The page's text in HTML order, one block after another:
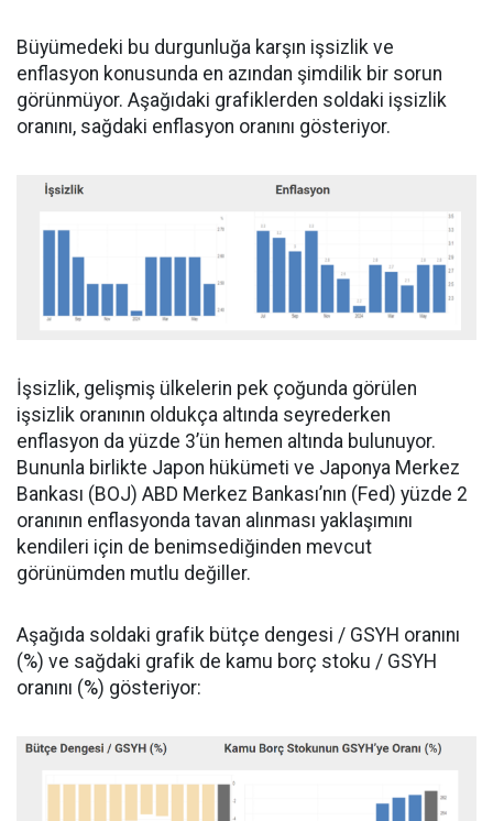
Büyümedeki bu durgunluğa karşın işsizlik ve
enflasyon konusunda en azından şimdilik bir sorun
görünmüyor. Aşağıdaki grafiklerden soldaki işsizlik
oranını, sağdaki enflasyon oranını gösteriyor.
İşsizlik, gelişmiş ülkelerin pek çoğunda görülen
işsizlik oranının oldukça altında seyrederken
enflasyon da yüzde 3’ün hemen altında bulunuyor.
Bununla birlikte Japon hükümeti ve Japonya Merkez
Bankası (BOJ) ABD Merkez Bankası’nın (Fed) yüzde 2
oranının enflasyonda tavan alınması yaklaşımını
kendileri için de benimsediğinden mevcut
görünümden mutlu değiller.
Aşağıda soldaki grafik bütçe dengesi / GSYH oranını
(%) ve sağdaki grafik de kamu borç stoku / GSYH
oranını (%) gösteriyor: